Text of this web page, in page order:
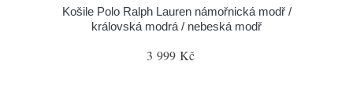
Košile Polo Ralph Lauren námořnická modř /
královská modrá / nebeská modř
3 999 Kč